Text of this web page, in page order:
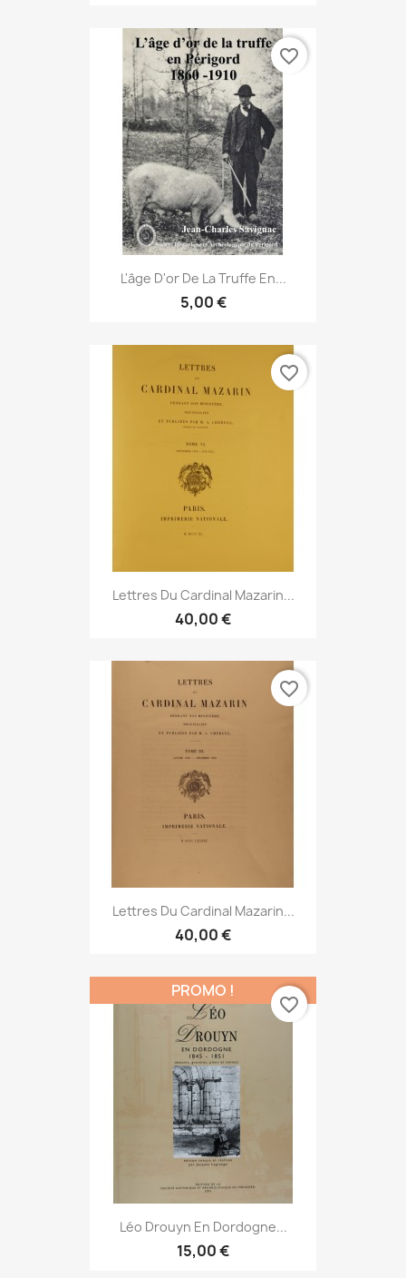
L'âge D'or De La Truffe En...
5,00 €
favorite_border
Lettres Du Cardinal Mazarin...
40,00 €
favorite_border
Lettres Du Cardinal Mazarin...
40,00 €
favorite_border
Léo Drouyn En Dordogne...
15,00 €
PROMO !
favorite_border